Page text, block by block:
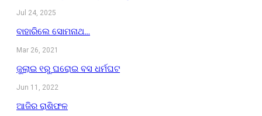
Jul 24, 2025
ବାହାରିଲେ ସୋମନାଥ…
Mar 26, 2021
ଜୁଲାଇ ୧ରୁ ଘରୋଇ ବସ ଧର୍ମଘଟ
Jun 11, 2022
ଆଜିର ରାଶିଫଳ